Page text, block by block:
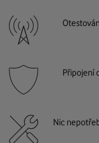
Připojení
Nic